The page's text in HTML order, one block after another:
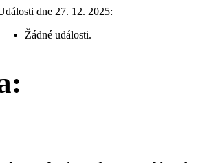
dne 27. 12. 2025:
Žádné události.